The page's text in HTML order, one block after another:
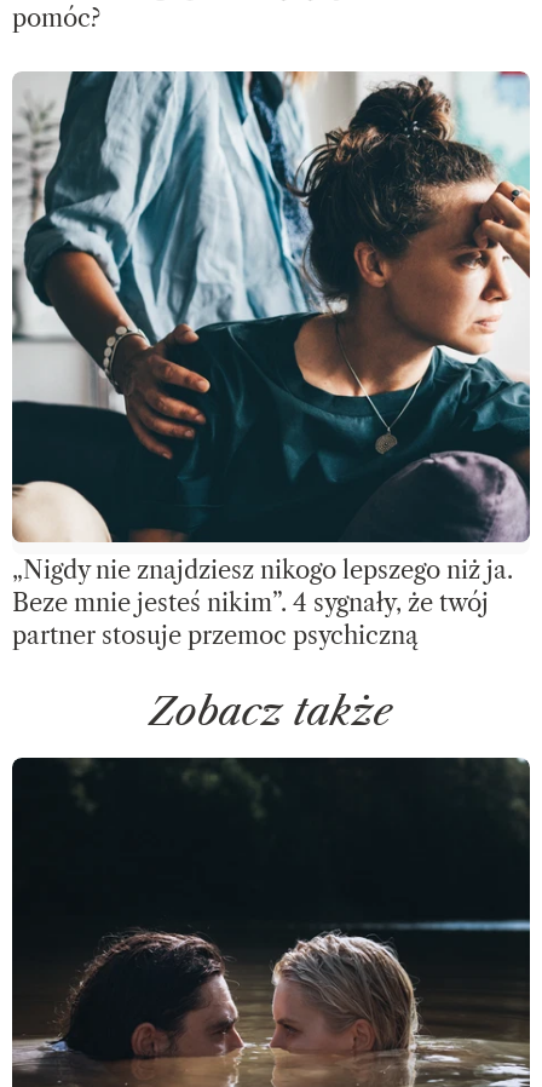
pomóc?
„Nigdy nie znajdziesz nikogo lepszego niż ja.
Beze mnie jesteś nikim”. 4 sygnały, że twój
partner stosuje przemoc psychiczną
Zobacz także